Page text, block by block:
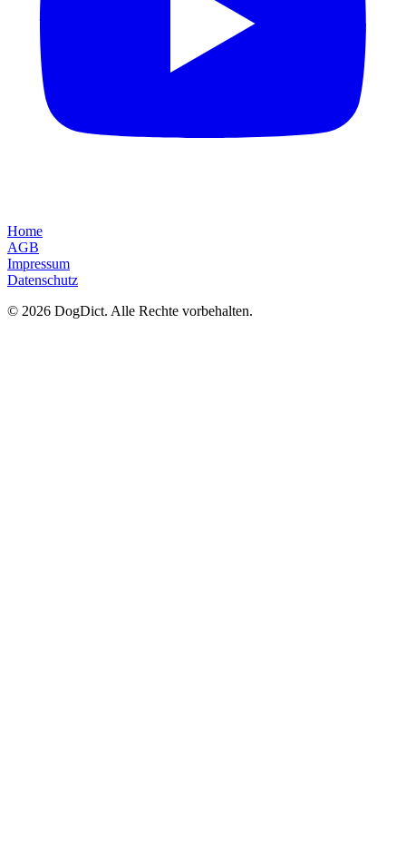
Home
AGB
Impressum
Datenschutz
© 2026 DogDict. Alle Rechte vorbehalten.